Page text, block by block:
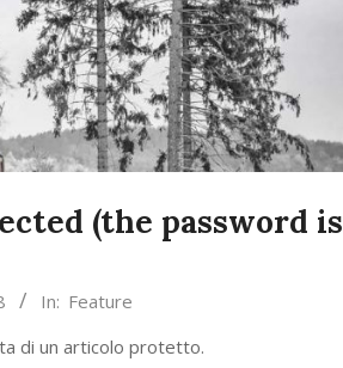
(the password is
In: Feature
di un articolo protetto.